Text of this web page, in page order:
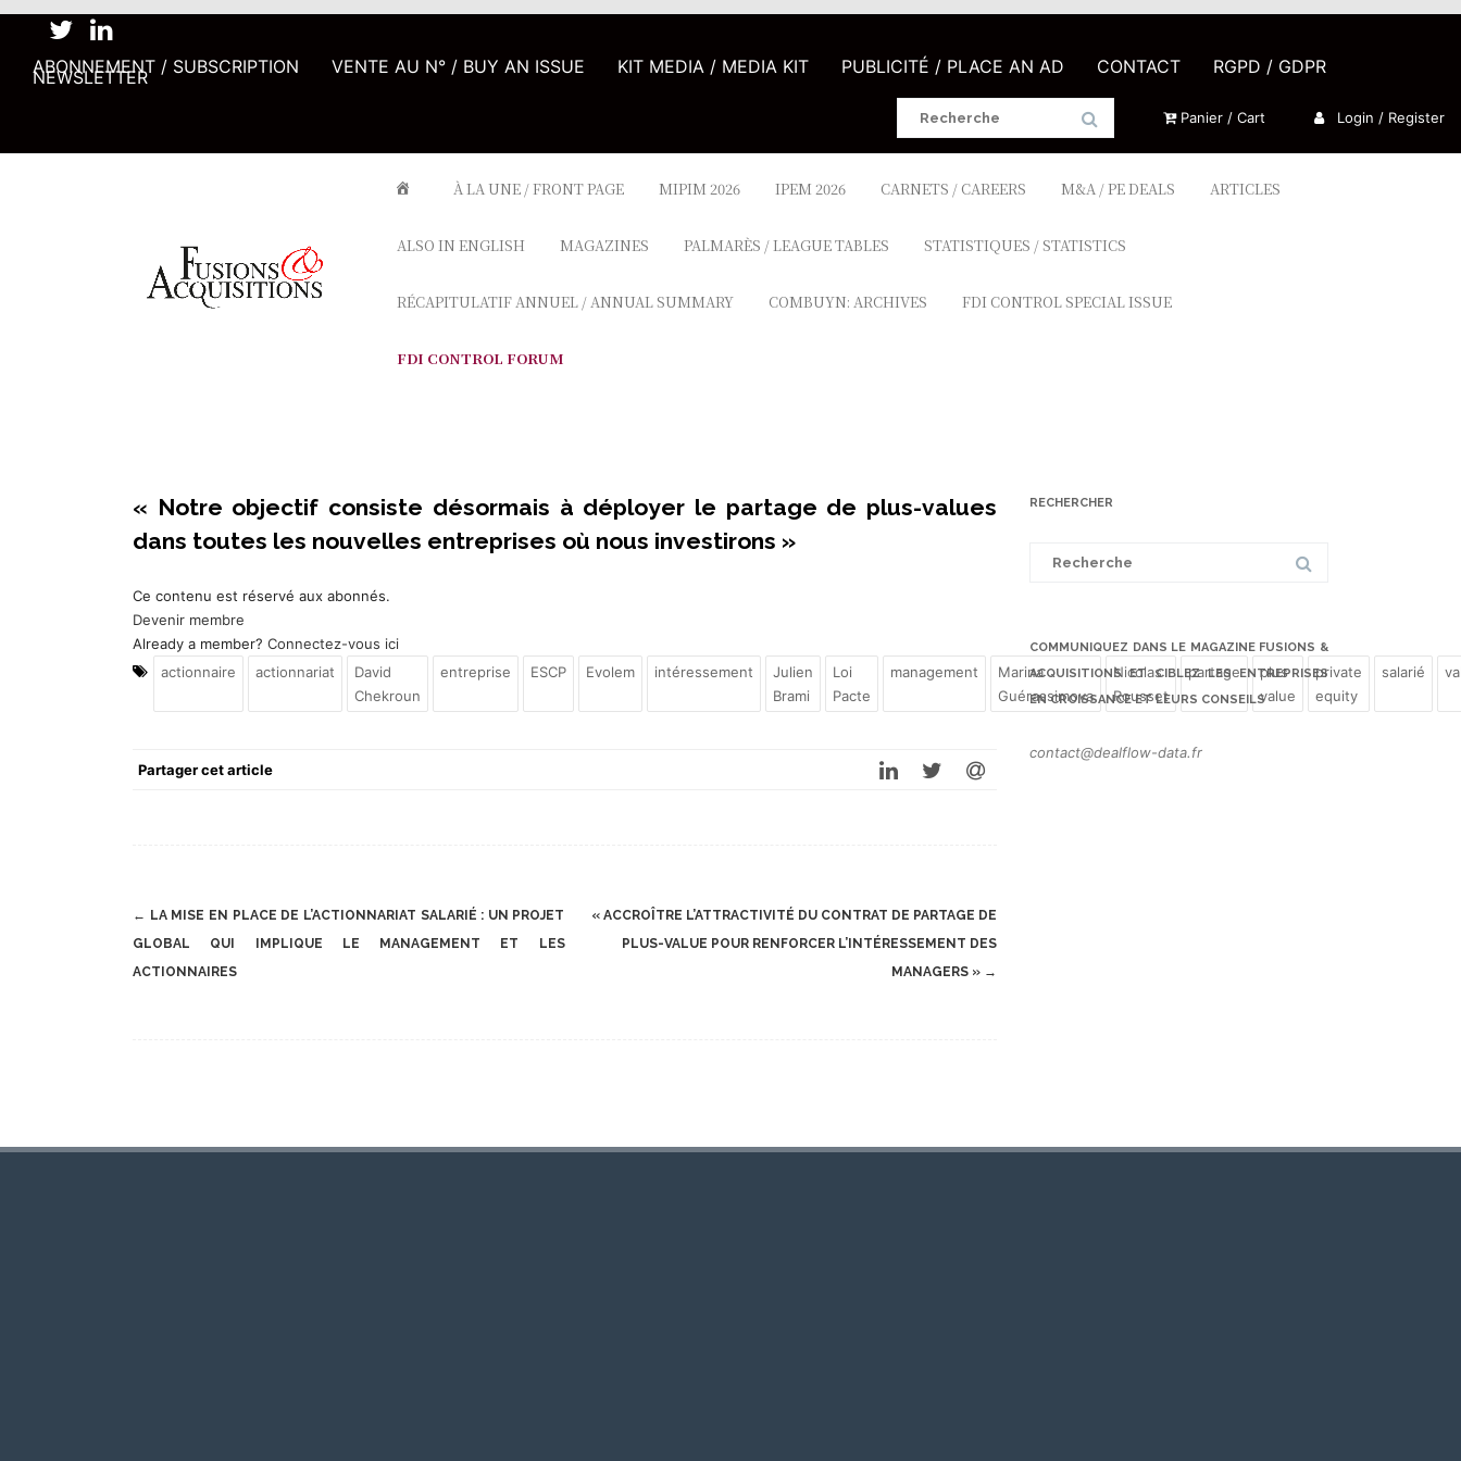
ABONNEMENT / SUBSCRIPTION VENTE AU N° / BUY AN ISSUE KIT MEDIA / MEDIA KIT PUBLICITÉ / PLACE AN AD CONTACT RGPD / GDPR
NEWSLETTER
Search
Panier / Cart Login / Register
À LA UNE / FRONT PAGE MIPIM 2026 IPEM 2026 CARNETS / CAREERS M&A / PE DEALS ARTICLES
ALSO IN ENGLISH MAGAZINES PALMARÈS / LEAGUE TABLES STATISTIQUES / STATISTICS
RÉCAPITULATIF ANNUEL / ANNUAL SUMMARY COMBUYN: ARCHIVES FDI CONTROL SPECIAL ISSUE
FDI CONTROL FORUM
« Notre objectif consiste désormais à déployer le partage de plus-values
dans toutes les nouvelles entreprises où nous investirons »
Ce contenu est réservé aux abonnés.
Devenir membre
Already a member? Connectez-vous ici
actionnaire
actionnariat
David
Chekroun
entreprise ESCP Evolem intéressement
Julien
Brami
Loi
Pacte
management
Marina
Guérassimova
Nicolas
Rousset
partage
plus
value
private
equity
salarié
Partager cet article
Post
navigation
← LA MISE EN PLACE DE L’ACTIONNARIAT SALARIÉ : UN PROJET
GLOBAL QUI IMPLIQUE LE MANAGEMENT ET LES
ACTIONNAIRES
« ACCROÎTRE L’ATTRACTIVITÉ DU CONTRAT DE PARTAGE DE
PLUS-VALUE POUR RENFORCER L’INTÉRESSEMENT DES
MANAGERS » →
RECHERCHER
COMMUNIQUEZ DANS LE MAGAZINE FUSIONS &
ACQUISITIONS ET CIBLEZ LES ENTREPRISES
EN CROISSANCE ET LEURS CONSEILS
contact@dealflow-data.fr